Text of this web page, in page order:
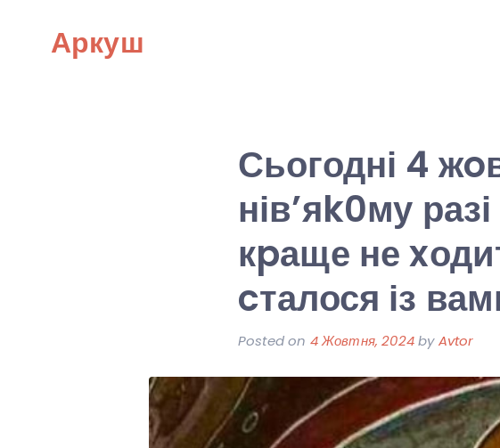
Аркуш
Сьогодні 4
нів’яk0му
кpаще не
cталося із
Posted on 4 Жовтня, 2024byAvtor